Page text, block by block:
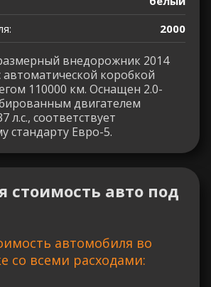
2000
внедорожник 2014
автоматической коробкой
110000 км. Оснащен 2.0-
двигателем
соответствует
стандарту Евро-5.
стоимость авто под
автомобиля во
со всеми расходами: